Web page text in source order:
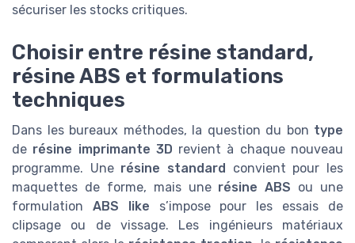
sécuriser les stocks critiques.
Choisir entre résine standard,
résine ABS et formulations
techniques
Dans les bureaux méthodes, la question du bon type
de résine imprimante 3D revient à chaque nouveau
programme. Une résine standard
convient pour les
maquettes de forme, mais une résine ABS ou une
formulation ABS like s’impose pour les essais de
clipsage ou de vissage. Les ingénieurs matériaux